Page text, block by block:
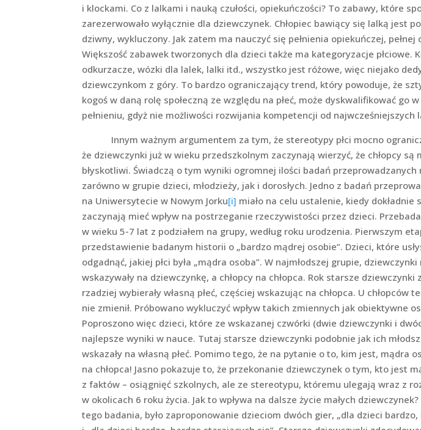
i klockami. Co z lalkami i nauką czułości, opiekuńczości? To zabawy, które
zarezerwowało wyłącznie dla dziewczynek. Chłopiec bawiący się lalką jest
dziwny, wykluczony. Jak zatem ma nauczyć się pełnienia opiekuńczej, pełnej
Większość zabawek tworzonych dla dzieci także ma kategoryzacje płciowe.
odkurzacze, wózki dla lalek, lalki itd., wszystko jest różowe, więc niejako
dziewczynkom z góry. To bardzo ograniczający trend, który powoduje, że
kogoś w daną rolę społeczną ze względu na płeć, może dyskwalifikować go
pełnieniu, gdyż nie możliwości rozwijania kompetencji od najwcześniejszych
Innym ważnym argumentem za tym, że stereotypy płci mocno
że dziewczynki już w wieku przedszkolnym zaczynają wierzyć, że chłopcy są
błyskotliwi. Świadczą o tym wyniki ogromnej ilości badań przeprowadzanych
zarówno w grupie dzieci, młodzieży, jak i dorosłych. Jedno z badań
na Uniwersytecie w Nowym Jorku[i] miało na celu ustalenie, kiedy dokładnie
zaczynają mieć wpływ na postrzeganie rzeczywistości przez dzieci.
w wieku 5-7 lat z podziałem na grupy, według roku urodzenia. Pierwszym
przedstawienie badanym historii o „bardzo mądrej osobie”. Dzieci, które
odgadnąć, jakiej płci była „mądra osoba”. W najmłodszej grupie,
wskazywały na dziewczynkę, a chłopcy na chłopca. Rok starsze dziewczynki
rzadziej wybierały własną płeć, częściej wskazując na chłopca. U chłopców
nie zmienił. Próbowano wykluczyć wpływ takich zmiennych jak obiektywne
Poproszono więc dzieci, które ze wskazanej czwórki (dwie dziewczynki i
najlepsze wyniki w nauce. Tutaj starsze dziewczynki podobnie jak ich
wskazały na własną płeć. Pomimo tego, że na pytanie o to, kim jest, mądra
na chłopca! Jasno pokazuje to, że przekonanie dziewczynek o tym, kto jest
z faktów – osiągnięć szkolnych, ale ze stereotypu, któremu ulegają wraz z
w okolicach 6 roku życia. Jak to wpływa na dalsze życie małych
tego badania, było zaproponowanie dzieciom dwóch gier, „dla dzieci